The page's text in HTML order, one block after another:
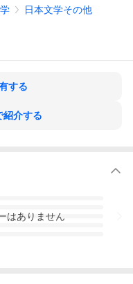
3巻時の篇。
日本文学その他
する
紹介する
はありません